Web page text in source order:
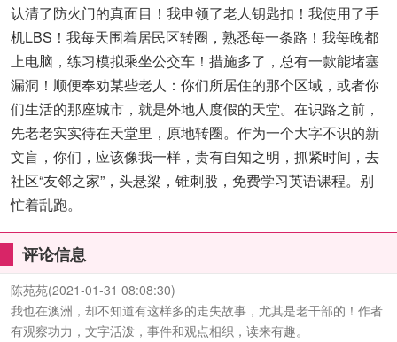
认清了防火门的真面目！我申领了老人钥匙扣！我使用了手
机LBS！我每天围着居民区转圈，熟悉每一条路！我每晚都
上电脑，练习模拟乘坐公交车！措施多了，总有一款能堵塞
漏洞！顺便奉劝某些老人：你们所居住的那个区域，或者你
们生活的那座城市，就是外地人度假的天堂。在识路之前，
先老老实实待在天堂里，原地转圈。作为一个大字不识的新
文盲，你们，应该像我一样，贵有自知之明，抓紧时间，去
社区“友邻之家”，头悬梁，锥刺股，免费学习英语课程。别
忙着乱跑。
评论信息
陈苑苑(2021-01-31 08:08:30)
我也在澳洲，却不知道有这样多的走失故事，尤其是老干部的！作者
有观察功力，文字活泼，事件和观点相织，读来有趣。